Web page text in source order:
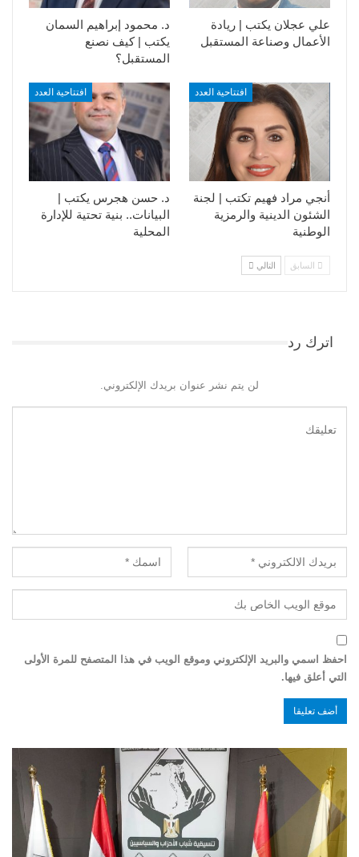
د. محمود إبراهيم السمان
يكتب | كيف نصنع
المستقبل؟
علي عجلان يكتب | ريادة
الأعمال وصناعة المستقبل
افتتاحية العدد
د. حسن هجرس يكتب |
البيانات.. بنية تحتية للإدارة
المحلية
افتتاحية العدد
أنجي مراد فهيم تكتب | لجنة
الشئون الدينية والرمزية
الوطنية
السابق التالي
اترك رد
لن يتم نشر عنوان بريدك الإلكتروني.
احفظ اسمي والبريد الإلكتروني وموقع الويب في هذا المتصفح للمرة الأولى
التي أعلق فيها.